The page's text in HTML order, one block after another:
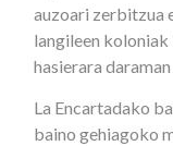
auzoari zerbitzua
langileen
hasierara
La Encartadako
baino gehiagoko